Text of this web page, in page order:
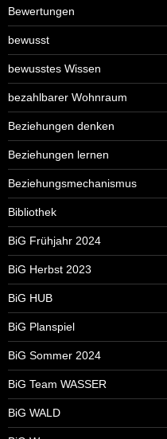
Bewertungen
bewusst
bewusstes Wissen
bezahlbarer Wohnraum
Beziehungen denken
Beziehungen lernen
Beziehungsmechanismus
Bibliothek
BiG Frühjahr 2024
BiG Herbst 2023
BiG HUB
BiG Planspiel
BiG Sommer 2024
BiG Team WASSER
BiG WALD